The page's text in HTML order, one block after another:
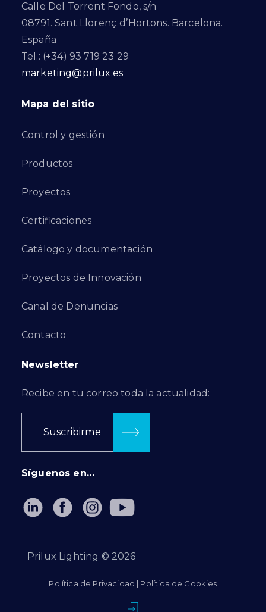
Calle Del Torrent Fondo, s/n
08791. Sant Llorenç d’Hortons. Barcelona.
España
Tel.: (+34) 93 719 23 29
marketing@prilux.es
Mapa del sitio
Control y gestión
Productos
Proyectos
Certificaciones
Catálogo y documentación
Proyectos de Innovación
Canal de Denuncias
Contacto
Newsletter
Recibe en tu correo toda la actualidad:
Suscribirme
Síguenos en…
Prilux Lighting © 2026
Política de Privacidad | Política de Cookies